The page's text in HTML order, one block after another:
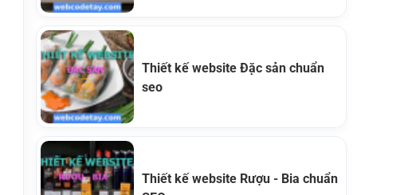
Thiết kế website Đặc sản chuẩn
seo
Thiết kế website Rượu - Bia chuẩn